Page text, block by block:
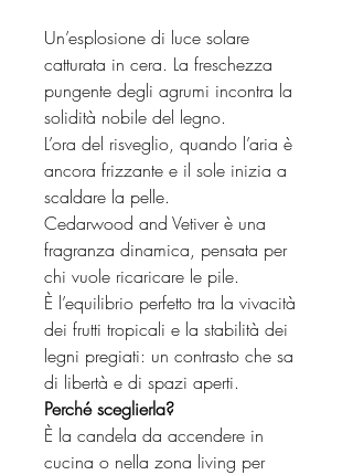
Un’esplosione di luce solare
catturata in cera. La freschezza
pungente degli agrumi incontra la
solidità nobile del legno.
L’ora del risveglio, quando l’aria è
ancora frizzante e il sole inizia a
scaldare la pelle.
Cedarwood and Vetiver è una
fragranza dinamica, pensata per
chi vuole ricaricare le pile.
È l’equilibrio perfetto tra la vivacità
dei frutti tropicali e la stabilità dei
legni pregiati: un contrasto che sa
di libertà e di spazi aperti.
Perché sceglierla?
È la candela da accendere in
cucina o nella zona living per